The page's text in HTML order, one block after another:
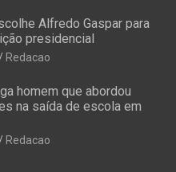
Alfredo Gaspar para
presidencial
Redacao
homem que abordou
na saída de escola em
Redacao